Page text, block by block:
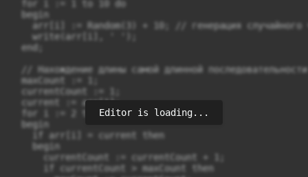
  for i := 1 to 10 do
  begin
arr[i] := Random(3) + 10; // генерация случайного
    write(arr[i], ' ');
  end;
// Нахождение длины самой длинной
  maxCount := 1;
  currentCount := 1;
  current := arr[1];
  for i := 2 to 10 do
  begin
    if arr[i] = current then
    begin
      currentCount := currentCount + 1;
      if currentCount > maxCount then
Editor is loading...